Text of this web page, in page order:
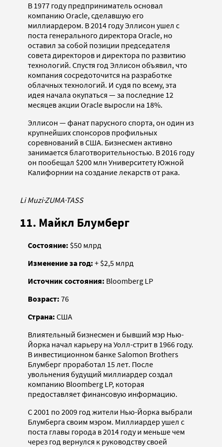
В 1977 году предприниматель основал
компанию Oracle, сделавшую его
миллиардером. В 2014 году Эллисон ушел с
поста генерального директора Oracle, но
оставил за собой позиции председателя
совета директоров и директора по развитию
технологий. Спустя год Эллисон объявил, что
компания сосредоточится на разработке
облачных технологий. И судя по всему, эта
идея начала окупаться — за последние 12
месяцев акции Oracle выросли на 18%.
Эллисон — фанат парусного спорта, он один из
крупнейших спонсоров профильных
соревнований в США. Бизнесмен активно
занимается благотворительностью. В 2016 году
он пообещал $200 млн Университету Южной
Калифорнии на создание лекарств от рака.
Li Muzi·ZUMA·TASS
11. Майкл Блумберг
Состояние: $50 млрд
Изменение за год: + $2,5 млрд
Источник состояния: Bloomberg LP
Возраст: 76
Страна: США
Влиятельный бизнесмен и бывший мэр Нью-
Йорка начал карьеру на Уолл-стрит в 1966 году.
В инвестиционном банке Salomon Brothers
Блумберг проработал 15 лет. После
увольнения будущий миллиардер создал
компанию Bloomberg LP, которая
предоставляет финансовую информацию.
С 2001 по 2009 год жители Нью-Йорка выбрали
Блумберга своим мэром. Миллиардер ушел с
поста главы города в 2014 году и меньше чем
через год вернулся к руководству своей